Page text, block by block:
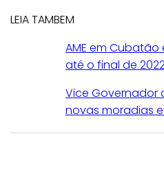
LEIA TAMBEM
AME em
até o final de
Vice Governador
novas moradias